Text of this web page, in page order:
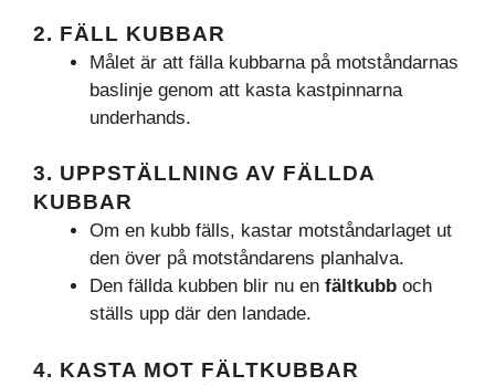
2. FÄLL KUBBAR
Målet är att fälla kubbarna på motståndarnas
baslinje genom att kasta kastpinnarna
underhands.
3. UPPSTÄLLNING AV FÄLLDA
KUBBAR
Om en kubb fälls, kastar motståndarlaget ut
den över på motståndarens planhalva.
Den fällda kubben blir nu en fältkubb och
ställs upp där den landade.
4. KASTA MOT FÄLTKUBBAR